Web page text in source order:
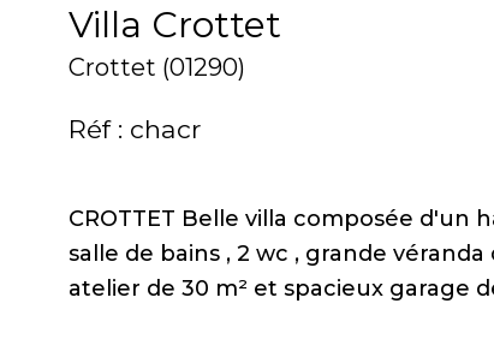
Villa Crottet
Crottet (01290)
Réf : chacr
CROTTET Belle villa composée
salle de bains , 2 wc , grande